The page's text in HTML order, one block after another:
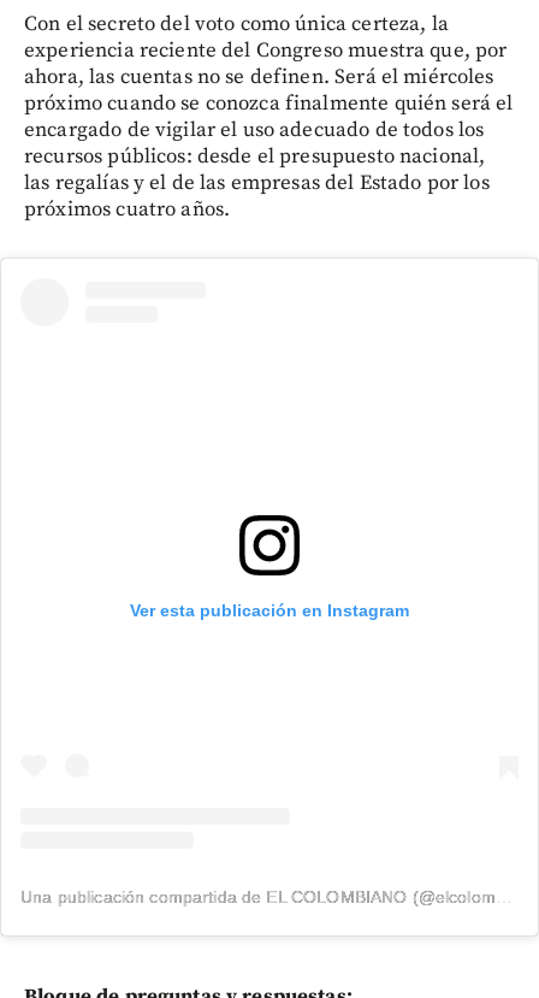
Con el secreto del voto como única certeza, la
experiencia reciente del Congreso muestra que, por
ahora, las cuentas no se definen. Será el miércoles
próximo cuando se conozca finalmente quién será el
encargado de vigilar el uso adecuado de todos los
recursos públicos: desde el presupuesto nacional,
las regalías y el de las empresas del Estado por los
próximos cuatro años.
Ver esta publicación en Instagram